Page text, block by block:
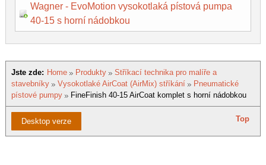
Wagner - EvoMotion vysokotlaká pístová pumpa
40-15 s horní nádobkou
Jste zde: Home Produkty
Stříkací technika pro malíře a
stavebníky
Vysokotlaké AirCoat (AirMix) stříkání
Pneumatické
pístové pumpy
FineFinish 40-15 AirCoat komplet s horní nádobkou
Desktop verze Top